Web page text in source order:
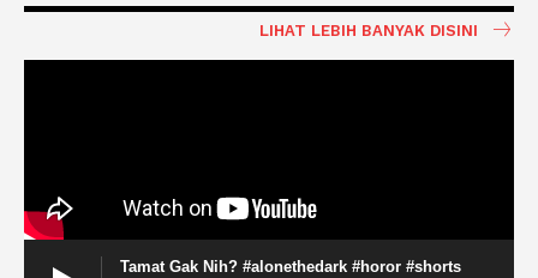
LIHAT LEBIH BANYAK DISINI
Tamat Gak Nih? #alonethedark #horor #shorts